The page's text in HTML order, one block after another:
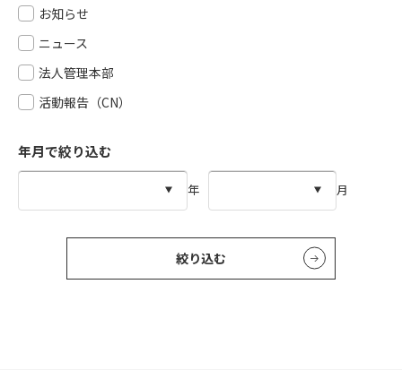
お知らせ
ニュース
法人管理本部
活動報告（CN）
年月で絞り込む
年 月
絞り込む